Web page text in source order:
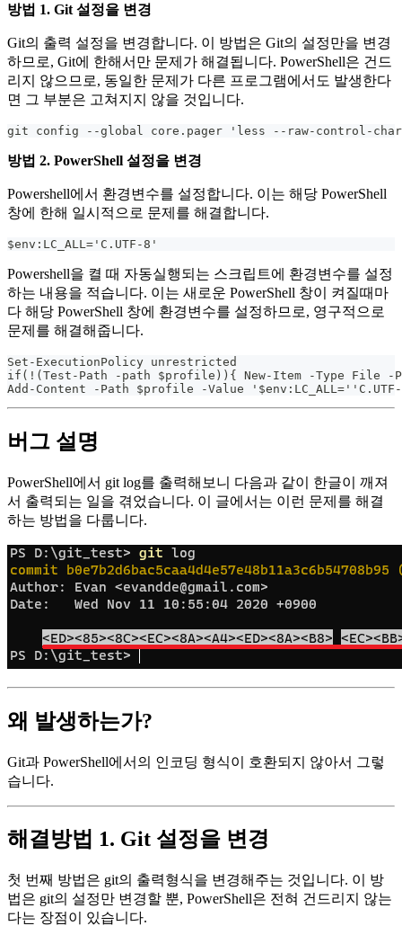
방법 1. Git 설정을 변경
Git의 출력 설정을 변경합니다. 이 방법은 Git의 설정만을 변경
하므로, Git에 한해서만 문제가 해결됩니다. PowerShell은 건드
리지 않으므로, 동일한 문제가 다른 프로그램에서도 발생한다
면 그 부분은 고쳐지지 않을 것입니다.
git config --global core.pager 'less --raw-control-
방법 2. PowerShell 설정을 변경
Powershell에서 환경변수를 설정합니다. 이는 해당 PowerShell
창에 한해 일시적으로 문제를 해결합니다.
$env:LC_ALL='C.UTF-8'
Powershell을 켤 때 자동실행되는 스크립트에 환경변수를 설정
하는 내용을 적습니다. 이는 새로운 PowerShell 창이 켜질때마
다 해당 PowerShell 창에 환경변수를 설정하므로, 영구적으로
문제를 해결해줍니다.
Set-ExecutionPolicy unrestricted
if(!(Test-Path -path $profile)){ New-Item -Type File -
Add-Content -Path $profile -Value
버그 설명
PowerShell에서 git log를 출력해보니 다음과 같이 한글이 깨져
서 출력되는 일을 겪었습니다. 이 글에서는 이런 문제를 해결
하는 방법을 다룹니다.
왜 발생하는가?
Git과 PowerShell에서의 인코딩 형식이 호환되지 않아서 그렇
습니다.
해결방법 1. Git 설정을 변경
첫 번째 방법은 git의 출력형식을 변경해주는 것입니다. 이 방
법은 git의 설정만 변경할 뿐, PowerShell은 전혀 건드리지 않는
다는 장점이 있습니다.